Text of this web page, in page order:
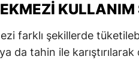
KULLANIM
farklı şekillerde
da tahin ile